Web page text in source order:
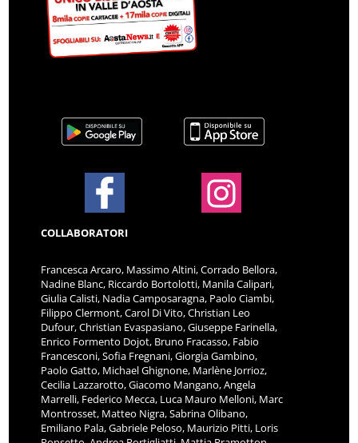
COLLABORATORI
Francesca Arcaro, Massimo Altini, Corrado Bellora,
Nadine Blanc, Riccardo Bortolotti, Manila Calipari,
Giulia Calisti, Nadia Camposaragna, Paolo Ciambi,
Filippo Clermont, Carol Di Vito, Christian Leo
Dufour, Christian Evaspasiano, Giuseppe Farinella,
Enrico Formento Dojot, Bruno Fracasso, Fabio
Francesconi, Sofia Fregnani, Giorgia Gambino,
Paolo Gatto, Michael Ghignone, Marlène Jorrioz,
Cecilia Lazzarotto, Giacomo Mangano, Angela
Marrelli, Federico Mecca, Luca Mauro Melloni, Marc
Montrosset, Matteo Nigra, Sabrina Olibano,
Emiliano Pala, Gabriele Peloso, Maurizio Pitti, Loris